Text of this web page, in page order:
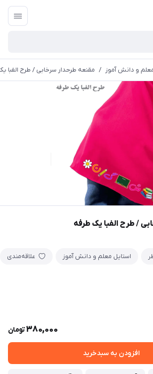
و دانش آموز / مقنعه طرحدار سرخابی / طرح الفبا
/ طرح الفبا یک طرفه
استایل معلم و دانش آموز علاقه‌مندی
380,000تومان
افزودن به سبدخرید